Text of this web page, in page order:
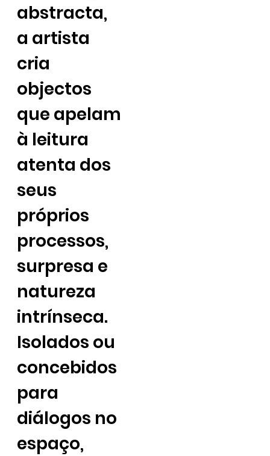
abstracta,
a artista
cria
objectos
que apelam
à leitura
atenta dos
seus
próprios
processos,
surpresa e
natureza
intrínseca.
Isolados ou
concebidos
para
diálogos no
espaço,